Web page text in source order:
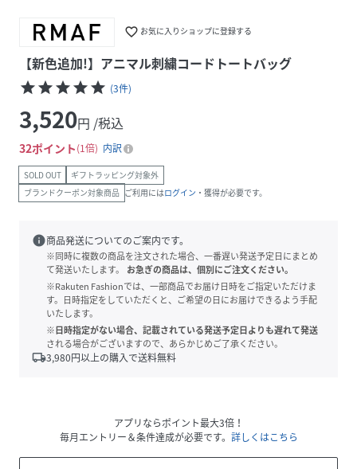
favorite_border お気に入りショップに登録する
【新色追加!】アニマル刺繍コードトートバッグ
starstarstarstarstar (3件)
3,520円 /税込
32ポイント 1倍 内訳
SOLD OUT
ギフトラッピング対象外
ブランドクーポン対象商品 ご利用にはログイン ・獲得が必要です。
info商品発送についてのご案内です。
※同時に複数の商品を注文された場合、一番遅い発送予定日にまとめ
て発送いたします。
お急ぎの商品は、個別にご注文ください。
※Rakuten Fashionでは、一部商品でお届け日時をご指定いただけま
す。日時指定をしていただくと、ご希望の日にお届けできるよう手配
いたします。
※日時指定がない場合、記載されている発送予定日よりも遅れて発送
される場合がございますので、あらかじめご了承ください。
local_shipping3,980円以上の購入で送料無料
アプリならポイント最大3倍！
毎月エントリー＆条件達成が必要です。 詳しくはこちら